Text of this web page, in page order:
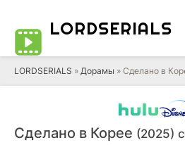
LORDSERIALS
LORDSERIALS » Дорамы » Сделано в
Сделано в Корее (2025)